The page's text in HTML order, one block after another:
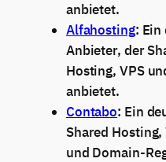
anbietet.
Alfahosting: Ein
Anbieter, der
Hosting, VPS
anbietet.
Contabo: Ein
Shared
und Domain-